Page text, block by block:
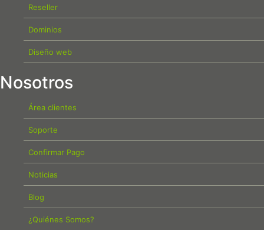
Reseller
Dominios
Diseño web
Nosotros
Área clientes
Soporte
Confirmar Pago
Noticias
Blog
¿Quiénes Somos?